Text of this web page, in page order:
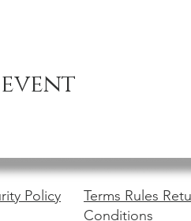
Policy
Terms Rules
Conditions